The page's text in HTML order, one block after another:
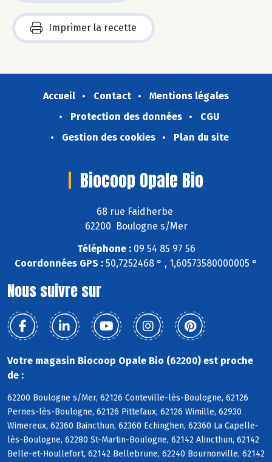
Imprimer la recette
Accueil Contact
Mentions légales
Protection des données
CGU
Gestion des cookies
Plan du site
Biocoop Opale Bio
68 rue Faidherbe
62200 Boulogne s/Mer
Téléphone :09 54 85 97 56
Coordonnées GPS : 50,7252468 ° , 1,60573580000005 °
Nous suivre sur
Votre magasin Biocoop Opale Bio (62200) est proche
de :
62200 Boulogne s/Mer, 62126 Conteville-lès-Boulogne, 62126
Pernes-lès-Boulogne, 62126 Pittefaux, 62126 Wimille, 62930
Wimereux, 62360 Baincthun, 62360 Echinghen, 62360 La Capelle-
lès-Boulogne, 62280 St-Martin-Boulogne, 62142 Alincthun, 62142
Belle-et-Houllefort, 62142 Bellebrune, 62240 Bournonville, 62142